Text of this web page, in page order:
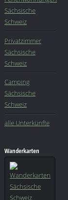
Sächsische
Schweiz
Privatzimmer
Sächsische
Schweiz
Camping
Sächsische
Schweiz
alle Unterkünfte
Wanderkarten